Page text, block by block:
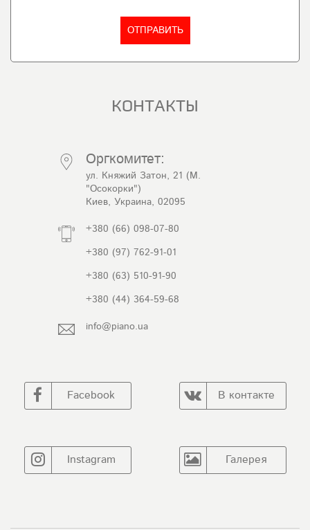
КОНТАКТЫ
Оргкомитет:
ул. Княжий Затон, 21 (М.
"Осокорки")
Киев, Украина, 02095
+380 (66) 098-07-80
+380 (97) 762-91-01
+380 (63) 510-91-90
+380 (44) 364-59-68
info@piano.ua
Facebook В контакте
Instagram Галерея